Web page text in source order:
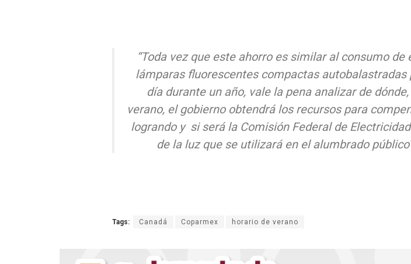
“Toda vez que este ahorro es similar al consumo
lámparas fluorescentes compactas autobalastradas
día durante un año, vale la pena analizar de
verano, el gobierno obtendrá los recursos para
logrando y si será la Comisión Federal de
de la luz que se utilizará en el alumbrado
Tags: Canadá Coparmex horario de verano